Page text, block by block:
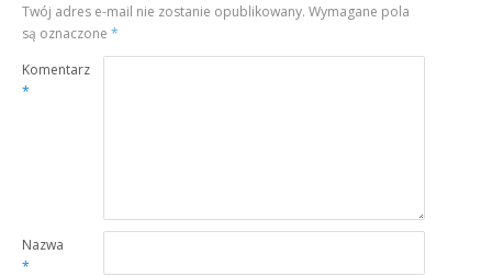
Twój adres e-mail nie zostanie opublikowany. Wymagane pola
są oznaczone*
Komentarz
*
Nazwa
*